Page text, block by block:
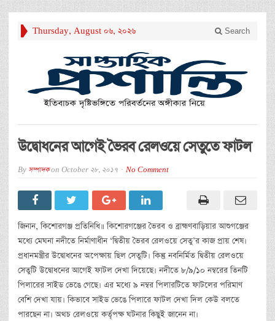
Thursday, August 06, 2026 Search
উদ্বোধনের আগেই ভৈরব রেলওয়ে সেতুতে ফাটল
By সম্পাদকon October 28, 2017 No Comment
জিনান, কিশোরগঞ্জ প্রতিনিধি॥ কিশোরগঞ্জের ভৈরব ও ব্রাহ্মণবাড়িয়ার আশুগঞ্জের
মধ্যে মেঘনা নদীতে নির্মাণাধীন ‘দ্বিতীয় ভৈরব রেলওয়ে সেতু’র কাজ প্রায় শেষ।
প্রধানমন্ত্রীর উদ্বোধনের অপেক্ষায় ছিল সেতুটি। কিন্তু নবনির্মিত দ্বিতীয় রেলওয়ে
সেতুটি উদ্বোধনের আগেই ফাটল দেখা দিয়েছে। নদীতে ৮/৯/১০ নম্বরের তিনটি
পিলারের সাইড ভেঙে গেছে। এর মধ্যে ৯ নম্বর পিলারটিতে ফাটলের পরিমাণ
বেশি দেখা যায়। কিভাবে সাইড ভেঙে পিলারে ফাটল দেখা দিল কেউ বলতে
পারছেন না। অথচ রেলওয়ে কর্তৃপক্ষ ঘটনার কিছুই জানেন না।